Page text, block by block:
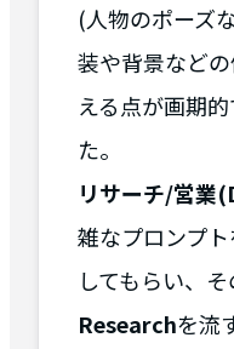
(人物のポーズ
装や背景など
える点が画期
た。
リサーチ/営業
雑なプロンプ
してもらい、
Researchを流